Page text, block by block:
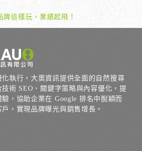
這樣玩，業績起飛！
執行，大奧資訊提供全面的自然搜尋
術 SEO、關鍵字策略與內容優化，提
，協助企業在 Google 排名中脫穎而
，實現品牌曝光與銷售增長。